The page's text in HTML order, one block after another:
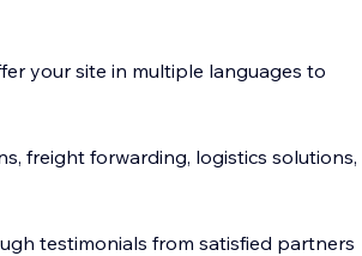
your site in multiple languages to
freight forwarding, logistics solutions,
testimonials from satisfied partners